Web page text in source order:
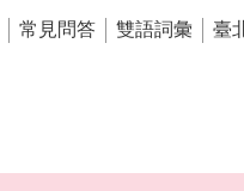
常見問答 雙語詞彙 臺